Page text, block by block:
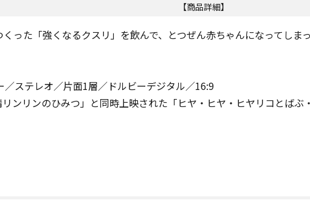
【商品詳細】
った「強くなるクスリ」を飲んで、とつぜん赤ちゃんになってし
ステレオ／片面1層／ドルビーデジタル／16:9
ンリンのひみつ」と同時上映された「ヒヤ・ヒヤ・ヒヤリコとばぶ